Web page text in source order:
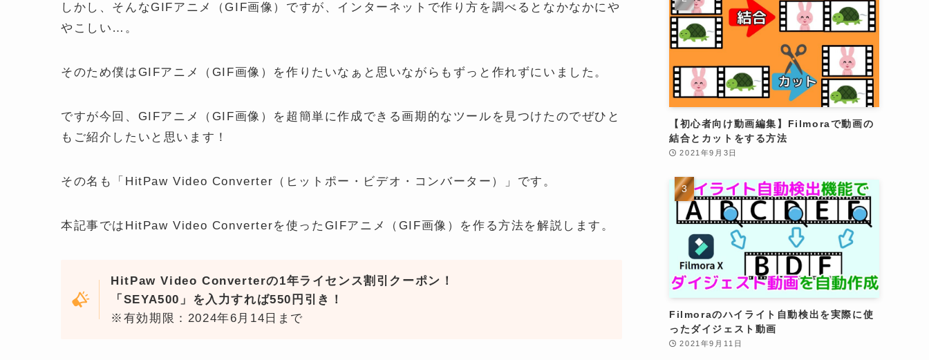
しかし、そんなGIFアニメ（GIF画像）ですが、インターネットで作り方を調べるとなかなかにや
やこしい…。
そのため僕はGIFアニメ（GIF画像）を作りたいなぁと思いながらもずっと作れずにいました。
ですが今回、GIFアニメ（GIF画像）を超簡単に作成できる画期的なツールを見つけたのでぜひと
もご紹介したいと思います！
その名も「HitPaw Video Converter（ヒットポー・ビデオ・コンバーター）」です。
本記事ではHitPaw Video Converterを使ったGIFアニメ（GIF画像）を作る方法を解説します。
HitPaw Video Converterの1年ライセンス割引クーポン！
「SEYA500」を入力すれば550円引き！
※有効期限：2024年6月14日まで
【初心者向け動画編集】Filmoraで動画の
結合とカットをする方法
2021年9月3日
Filmoraのハイライト自動検出を実際に使
ったダイジェスト動画
2021年9月11日